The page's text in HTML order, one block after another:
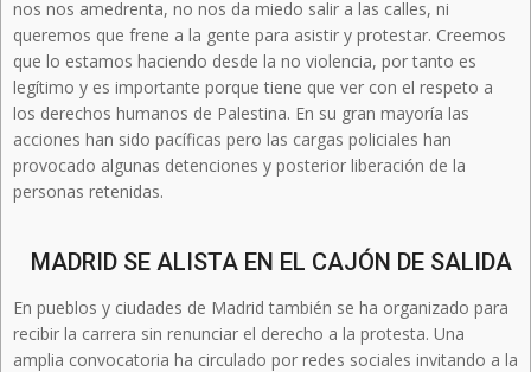
nos nos amedrenta, no nos da miedo salir a las calles, ni
queremos que frene a la gente para asistir y protestar. Creemos
que lo estamos haciendo desde la no violencia, por tanto es
legítimo y es importante porque tiene que ver con el respeto a
los derechos humanos de Palestina. En su gran mayoría las
acciones han sido pacíficas pero las cargas policiales han
provocado algunas detenciones y posterior liberación de la
personas retenidas.
MADRID SE ALISTA EN EL CAJÓN DE SALIDA
En pueblos y ciudades de Madrid también se ha organizado para
recibir la carrera sin renunciar el derecho a la protesta. Una
amplia convocatoria ha circulado por redes sociales invitando a la